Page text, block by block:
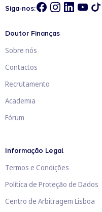
Siga-nos:
Doutor Finanças
Sobre nós
Contactos
Recrutamento
Academia
Fórum
Informação Legal
Termos e Condições
Política de Proteção de Dados
Centro de Arbitragem Lisboa